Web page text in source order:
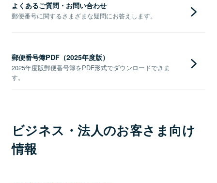
よくあるご質問・お問い合わせ
郵便番号に関するさまざまな疑問にお答えします。
郵便番号簿PDF（2025年度版）
2025年度版郵便番号簿をPDF形式でダウンロードできま
す。
ビジネス・法人のお客さま向け
情報